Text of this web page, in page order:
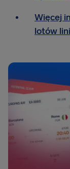
Więcej
lotów